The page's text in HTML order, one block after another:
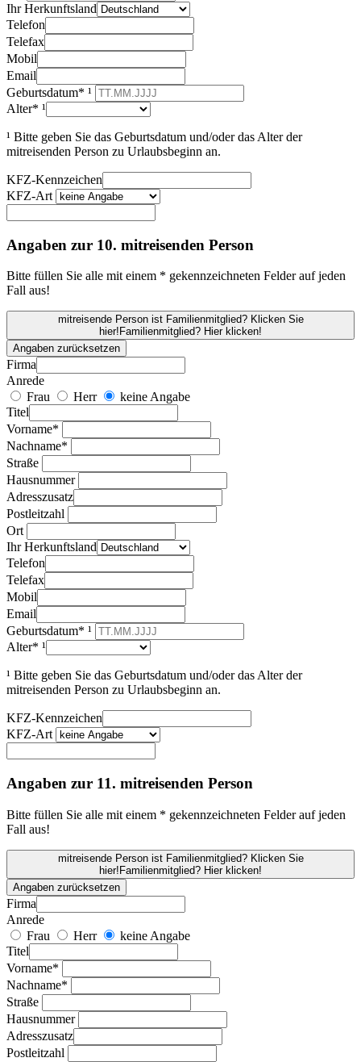
Ihr Herkunftsland
Telefon
Telefax
Mobil
Email
Geburtsdatum* ¹
Alter* ¹
¹ Bitte geben Sie das Geburtsdatum und/oder das Alter der
mitreisenden Person zu Urlaubsbeginn an.
KFZ-Kennzeichen
KFZ-Art
Angaben zur 10. mitreisenden Person
Bitte füllen Sie alle mit einem * gekennzeichneten Felder auf jeden
Fall aus!
mitreisende Person ist Familienmitglied? Klicken Sie
hier! Familienmitglied? Hier klicken!
Angaben zurücksetzen
Firma
Anrede
Frau
Herr
keine Angabe
Titel
Vorname*
Nachname*
Straße
Hausnummer
Adresszusatz
Postleitzahl
Ort
Ihr Herkunftsland
Telefon
Telefax
Mobil
Email
Geburtsdatum* ¹
Alter* ¹
¹ Bitte geben Sie das Geburtsdatum und/oder das Alter der
mitreisenden Person zu Urlaubsbeginn an.
KFZ-Kennzeichen
KFZ-Art
Angaben zur 11. mitreisenden Person
Bitte füllen Sie alle mit einem * gekennzeichneten Felder auf jeden
Fall aus!
mitreisende Person ist Familienmitglied? Klicken Sie
hier!Familienmitglied? Hier klicken!
Angaben zurücksetzen
Firma
Anrede
Frau
Herr
keine Angabe
Titel
Vorname*
Nachname*
Straße
Hausnummer
Adresszusatz
Postleitzahl